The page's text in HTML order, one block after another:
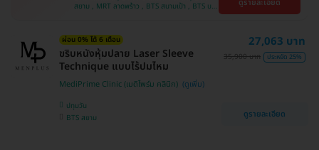
, หนองแขม , บริการถึงบ้าน , ราชเทวี , บางนา ,
คลองเตย , ตลิ่งชัน
สยาม , MRT ลาดพร้าว , BTS สนามเป้า , BTS บาง
ผ่อน 0% ได้ 6 เดือน
ขริบหนังหุ้มปลาย Laser Sleeve
Technique แบบไร้ปมไหม
MediPrime Clinic (เมดิไพร์ม คลินิก)
ปทุมวัน
BTS สยาม
27,063 บาท
35,900 บาท ประหยัด 25%
ดูรายละเอียด